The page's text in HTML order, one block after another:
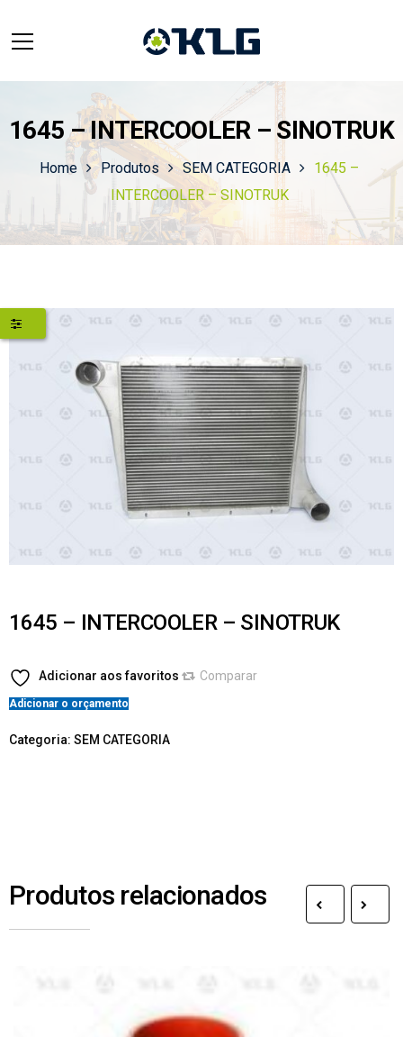
1645 – INTERCOOLER – SINOTRUK
Home Produtos SEM CATEGORIA
1645 –
INTERCOOLER – SINOTRUK
1645 – INTERCOOLER – SINOTRUK
Adicionar aos favoritos Comparar
Adicionar o orçamento
Categoria: SEM CATEGORIA
Produtos relacionados